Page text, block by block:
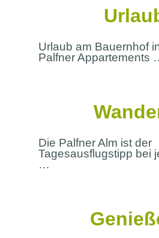
Urlaub am Bauernhof
Palfner Appartements
Die Palfner Alm ist der
Tagesausflugstipp bei
…